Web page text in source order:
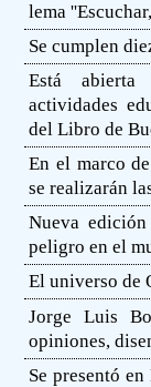
lema
Se cumplen
Está
actividades
del Libro de
En el marco
se realizarán
Nueva
peligro en el
El universo de
Jorge Luis
opiniones,
Se presentó